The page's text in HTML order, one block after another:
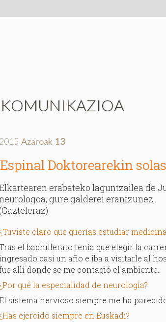
KOMUNIKAZIOA
2015 Azaroak 13
Espinal Doktorearekin
erabateko laguntzailea de
gure galderei erantzunez.
claro que querías estudiar
Tras el bachillerato tenía que elegir la
casi un año e iba a visitarle al
allí donde se me contagió el ambiente.
qué la especialidad de neurología?
sistema nervioso siempre me ha
ejercido siempre en Euskadi?